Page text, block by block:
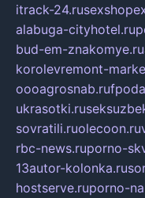
itrack-24.ru
alabuga-cityhotel.ru
bud-em-znakomye.ru
korolevremont-
oooagrosnab.ru
ukrasotki.ru
sovratili.ruolecoon.ru
rbc-news.ruporno-
13autor-kolonka.ru
hostserve.ruporno-